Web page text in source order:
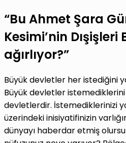
“Bu Ahmet Şara
Kesimi’nin Dışişleri
ağırlıyor?”
Büyük devletler her istediğini
Büyük devletler
devletlerdir. İstemediklerinizi
üzerindeki inisiyatifinizin
dünyayı haberdar etmiş